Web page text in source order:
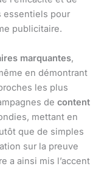
essentiels pour
publicitaire.
marquantes,
en démontrant
les plus
de content
mettant en
que de simples
sur la preuve
a ainsi mis l’accent